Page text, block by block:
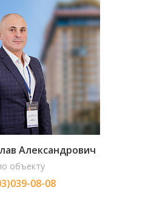
Александрович
объекту
08-08